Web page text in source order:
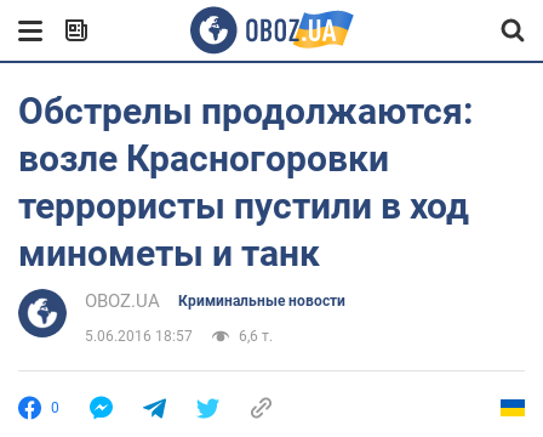
Обстрелы продолжаются:
возле Красногоровки
террористы пустили в ход
минометы и танк
OBOZ.UA Криминальные новости
5.06.2016 18:57 6,6 т.
0